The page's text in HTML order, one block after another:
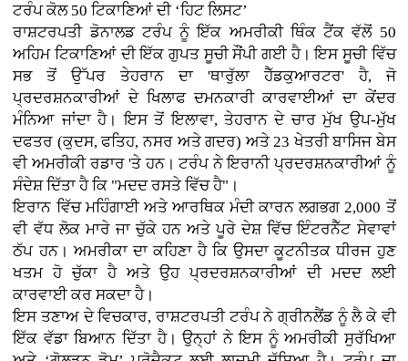
ਟਰੰਪ ਕੋਲ 50 ਟਿਕਾਣਿਆਂ ਦੀ ‘ਹਿਟ ਲਿਸਟ’
ਰਾਸ਼ਟਰਪਤੀ ਡੋਨਾਲਡ ਟਰੰਪ ਨੂੰ ਇੱਕ ਅਮਰੀਕੀ ਥਿੰਕ ਟੈਂਕ ਵੱਲੋਂ 50
ਅਹਿਮ ਟਿਕਾਣਿਆਂ ਦੀ ਇੱਕ ਗੁਪਤ ਸੂਚੀ ਸੌਂਪੀ ਗਈ ਹੈ। ਇਸ ਸੂਚੀ ਵਿੱਚ
ਸਭ ਤੋਂ ਉੱਪਰ ਤੇਹਰਾਨ ਦਾ 'ਥਾਰੁੱਲਾ ਹੈੱਡਕੁਆਰਟਰ' ਹੈ, ਜੋ
ਪ੍ਰਦਰਸ਼ਨਕਾਰੀਆਂ ਦੇ ਖਿਲਾਫ ਦਮਨਕਾਰੀ ਕਾਰਵਾਈਆਂ ਦਾ ਕੇਂਦਰ
ਮੰਨਿਆ ਜਾਂਦਾ ਹੈ। ਇਸ ਤੋਂ ਇਲਾਵਾ, ਤੇਹਰਾਨ ਦੇ ਚਾਰ ਮੁੱਖ ਉਪ-ਮੁੱਖ
ਦਫਤਰ (ਕੁਦਸ, ਫਤਿਹ, ਨਸਰ ਅਤੇ ਗਦਰ) ਅਤੇ 23 ਖੇਤਰੀ ਬਾਸਿਜ ਬੇਸ
ਵੀ ਅਮਰੀਕੀ ਰਡਾਰ 'ਤੇ ਹਨ। ਟਰੰਪ ਨੇ ਇਰਾਨੀ ਪ੍ਰਦਰਸ਼ਨਕਾਰੀਆਂ ਨੂੰ
ਸੰਦੇਸ਼ ਦਿੱਤਾ ਹੈ ਕਿ "ਮਦਦ ਰਸਤੇ ਵਿੱਚ ਹੈ"।
ਇਰਾਨ ਵਿੱਚ ਮਹਿੰਗਾਈ ਅਤੇ ਆਰਥਿਕ ਮੰਦੀ ਕਾਰਨ ਲਗਭਗ 2,000 ਤੋਂ
ਵੀ ਵੱਧ ਲੋਕ ਮਾਰੇ ਜਾ ਚੁੱਕੇ ਹਨ ਅਤੇ ਪੂਰੇ ਦੇਸ਼ ਵਿੱਚ ਇੰਟਰਨੈੱਟ ਸੇਵਾਵਾਂ
ਠੱਪ ਹਨ। ਅਮਰੀਕਾ ਦਾ ਕਹਿਣਾ ਹੈ ਕਿ ਉਸਦਾ ਕੂਟਨੀਤਕ ਧੀਰਜ ਹੁਣ
ਖਤਮ ਹੋ ਚੁੱਕਾ ਹੈ ਅਤੇ ਉਹ ਪ੍ਰਦਰਸ਼ਨਕਾਰੀਆਂ ਦੀ ਮਦਦ ਲਈ
ਕਾਰਵਾਈ ਕਰ ਸਕਦਾ ਹੈ।
ਇਸ ਤਣਾਅ ਦੇ ਵਿਚਕਾਰ, ਰਾਸ਼ਟਰਪਤੀ ਟਰੰਪ ਨੇ ਗ੍ਰੀਨਲੈਂਡ ਨੂੰ ਲੈ ਕੇ ਵੀ
ਇੱਕ ਵੱਡਾ ਬਿਆਨ ਦਿੱਤਾ ਹੈ। ਉਨ੍ਹਾਂ ਨੇ ਇਸ ਨੂੰ ਅਮਰੀਕੀ ਸੁਰੱਖਿਆ